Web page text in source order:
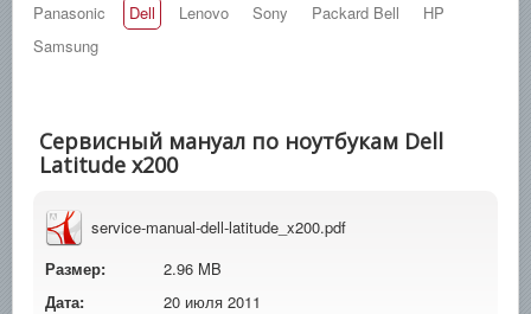
СПРАВОЧНИКИ
ПОИСК
Panasonic
Dell Lenovo Sony Packard Bell
HP
Samsung
Cервисный мануал по ноутбукам Dell
Latitude x200
service-manual-dell-latitude_x200.pdf
Размер:
2.96 MB
Дата:
20 июля 2011